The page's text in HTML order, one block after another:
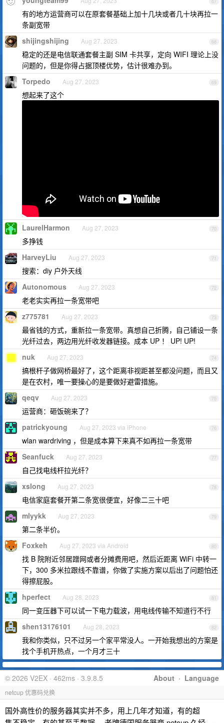
有的地方运营商可以在原套餐基础上加十几块或者几十块再拉一
条副宽带
68
shijingshijing Aug 27, 2023
稳定的还是电信联通套餐主副 SIM 卡共享，定向 WIFI 理论上没
问题的，但是你得占据顶楼优势，估计很难办到。
69
Torpedo Aug 27, 2023
想起来了这个
70
LaurelHarmon Aug 27, 2023
多挣钱
71
HarveyLiu Aug 27, 2023
搜索：diy 户外天线
72
Autonomous Aug 27, 2023
老老实实再拉一条宽带吧
73
z775781 Aug 27, 2023
最省钱的方式，重新拉一条宽带。真想自己折腾，自己铺设一条
光纤过去，两边用光纤收发器链接。成本 UP ！ UP! UP!
74
nuk Aug 27, 2023
搞根杆子做网桥最好了，这个距离非视距甚至都没问题，而且又
是在农村，唯一要操心的是要做好避雷措施。
75
qeqv Aug 27, 2023
运营商：砸饭碗来了？
76
patrickyoung Aug 27, 2023 via iPhone
wlan wardriving ，但是成本算下来真不如再拉一条宽带
77
Seanfuck Aug 27, 2023
自己找电线杆拉光纤？
78
xslong Aug 27, 2023
电信家庭套餐开第二条宽很便宜，好像二三十吧
79
mlyykk Aug 27, 2023
第二条半价。
80
Foxkeh Aug 27, 2023 via Android
找 B 院附近邻居蹭网或者分摊费用吧，然后近距离 WiFi 中转一
下，300 多米拉跟线不靠谱，你做了实施方案以后出了问题怕还
得擦屁股。
81
hperfect Aug 28, 2023
同一变压器下可以试一下电力载波，用电线传输不知道行不行
82
shen13176101 Aug 28, 2023
我和你类似，只不过另一个家平常没人。一开始我想出的方案是
找个手机开热点，一个月才三十
About · Language
© 2026 V2EX · 462ms · 3.9.8.5
netcup 优惠码兑换
国外高性价的服务器其实并不多，用上几年才知道，有的超